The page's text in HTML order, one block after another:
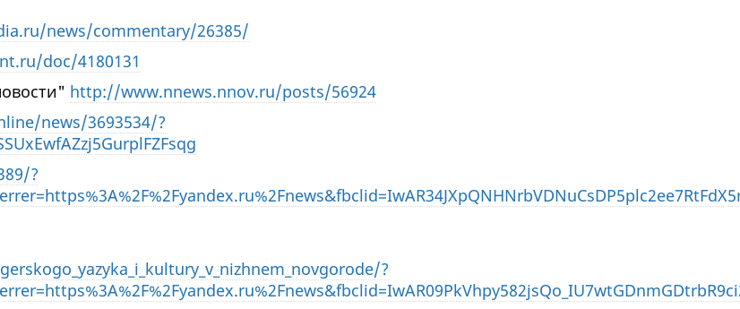
news/commentary/26385/
doc/4180131
http://www.nnews.nnov.ru/posts/56924
news/3693534/?
?
?